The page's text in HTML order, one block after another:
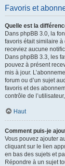
Favoris et
Quelle est la
Dans phpBB 3.0, la
favoris était similaire
receviez aucune
Dans phpBB 3.3, les
pouvez à présent
mis à jour.
forum ou d’un sujet
favoris et des
contrôle de
Haut
Comment puis-je
Vous pouvez ajouter
cliquant sur le lien
en bas des sujets et
Répondre à un sujet